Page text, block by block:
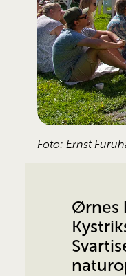
Foto: Ernst
Ørnes